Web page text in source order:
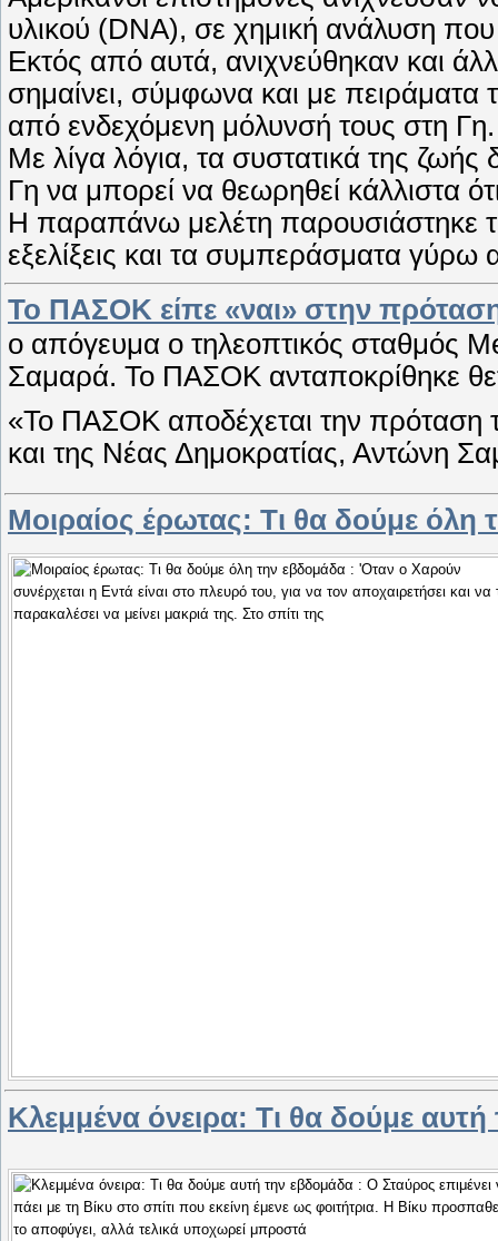
υλικού (DNA), σε χημική ανάλυση
Εκτός από αυτά, ανιχνεύθηκαν και
σημαίνει, σύμφωνα και με πειράματα
από ενδεχόμενη μόλυνσή τους στη Γη.
Με λίγα λόγια, τα συστατικά της
Γη να μπορεί να θεωρηθεί κάλλιστα
Η παραπάνω μελέτη παρουσιάστηκε
εξελίξεις και τα συμπεράσματα
Το ΠΑΣΟΚ είπε «ναι» στην πρόταση
ο απόγευμα ο τηλεοπτικός σταθμός
Σαμαρά. Το ΠΑΣΟΚ ανταποκρίθηκε
«Το ΠΑΣΟΚ αποδέχεται την πρόταση
και της Νέας Δημοκρατίας, Αντώνη
Μοιραίος έρωτας: Τι θα δούμε όλη
Κλεμμένα όνειρα: Τι θα δούμε